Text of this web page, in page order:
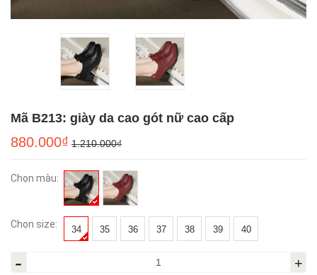
Mã B213: giày da cao gót nữ cao cấp
880.000₫ 1.210.000₫
Chọn màu:
Chọn size: 34 35 36 37 38 39 40
- +